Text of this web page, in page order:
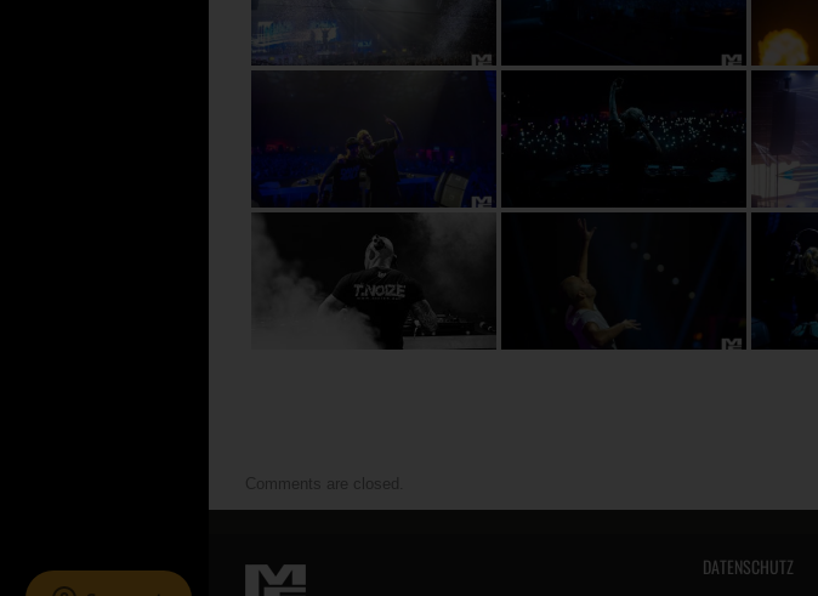
Comments are closed.
DATENSCHUTZ